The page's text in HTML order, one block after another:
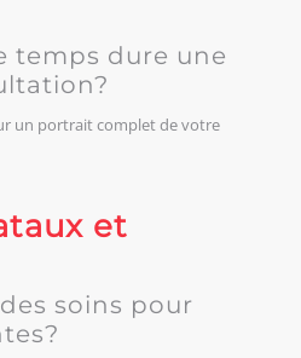
temps dure une
un portrait complet de votre
et
soins pour